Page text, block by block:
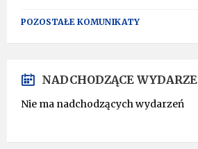
POZOSTAŁE KOMUNIKATY
NADCHODZĄCE
Nie ma nadchodzących wydarzeń